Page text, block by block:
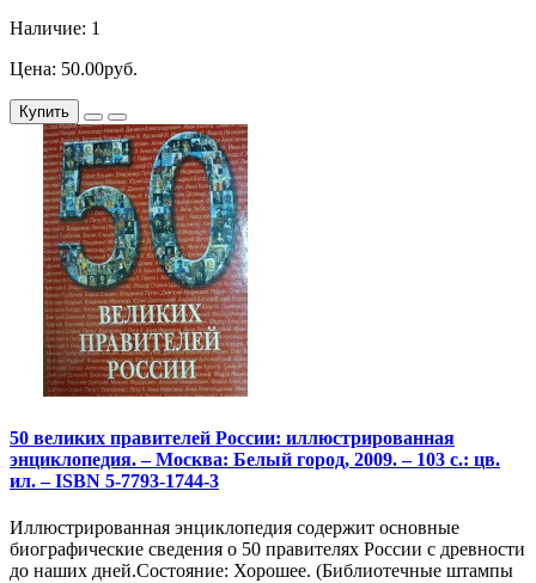
Наличие: 1
Цена: 50.00руб.
Купить
50 великих правителей России: иллюстрированная
энциклопедия. – Москва: Белый город, 2009. – 103 с.: цв.
ил. – ISBN 5-7793-1744-3
Иллюстрированная энциклопедия содержит основные
биографические сведения о 50 правителях России с древности
до наших дней.Состояние: Хорошее. (Библиотечные штампы